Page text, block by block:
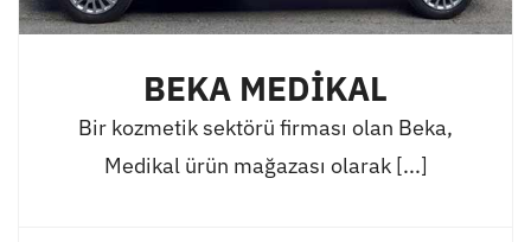
BEKA MEDİKAL
Bir kozmetik sektörü firması olan Beka,
Medikal ürün mağazası olarak [...]